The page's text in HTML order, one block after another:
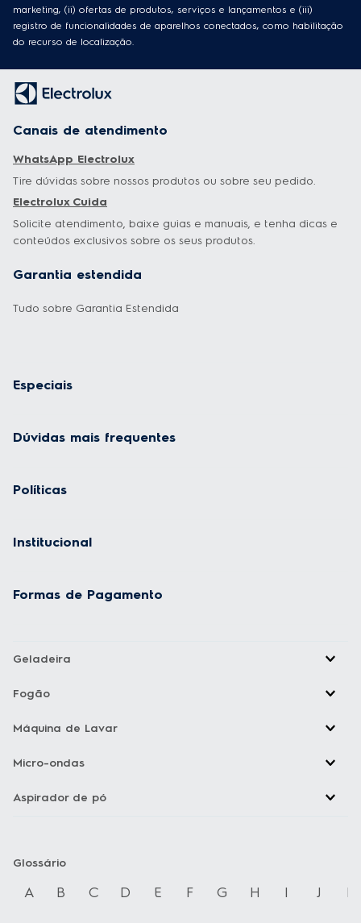
marketing, (ii) ofertas de produtos, serviços e lançamentos e (iii)
registro de funcionalidades de aparelhos conectados, como habilitação
do recurso de localização.
Canais de atendimento
WhatsApp Electrolux
Tire dúvidas sobre nossos produtos ou sobre seu pedido.
Electrolux Cuida
Solicite atendimento, baixe guias e manuais, e tenha dicas e
conteúdos exclusivos sobre os seus produtos.
Garantia estendida
Tudo sobre Garantia Estendida
Especiais
Dúvidas mais frequentes
Políticas
Institucional
Formas de Pagamento
Geladeira
Fogão
Máquina de Lavar
Micro-ondas
Aspirador de pó
Glossário
A B C D E F G H I J K